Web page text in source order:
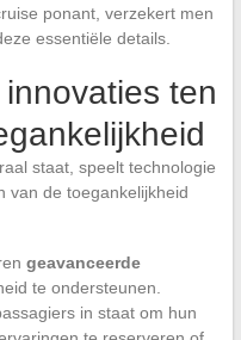
ponant, verzekert men
essentiële details.
ten
staat, speelt technologie
van de toegankelijkheid
geavanceerde
te ondersteunen.
in staat om hun